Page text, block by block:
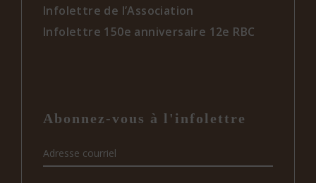
Infolettre de l’Association
Infolettre 150e anniversaire 12e RBC
Abonnez-vous à l'infolettre